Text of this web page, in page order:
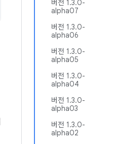
버전 1.3.0-
alpha07
버전 1.3.0-
alpha06
버전 1.3.0-
alpha05
버전 1.3.0-
alpha04
버전 1.3.0-
alpha03
버전 1.3.0-
alpha02